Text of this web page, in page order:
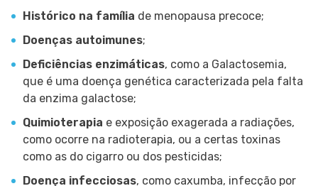
Histórico na família de menopausa precoce;
Doenças autoimunes;
Deficiências enzimáticas, como a Galactosemia,
que é uma doença genética caracterizada pela falta
da enzima galactose;
Quimioterapia e exposição exagerada a radiações,
como ocorre na radioterapia, ou a certas toxinas
como as do cigarro ou dos pesticidas;
Doença infecciosas, como caxumba, infecção por